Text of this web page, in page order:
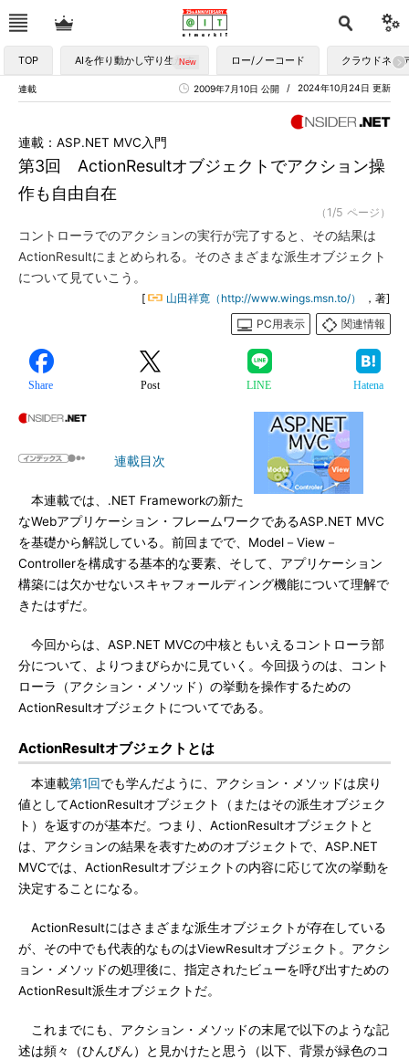
TOP AIを作り動かし守り生かす ロー/ノーコード クラウドネイ
連載 2024年10月24日 更新
2009年7月10日 公開
第3回 ActionResultオブジェクトでアクション操
作も自由自在
連載：ASP.NET MVC入門
（1/5 ページ）
コントローラでのアクションの実行が完了すると、その結果は
ActionResultにまとめられる。そのさまざまな派生オブジェクト
について見ていこう。
[ 山田祥寛（http://www.wings.msn.to/）
，著]
PC用表示
関連情報
Share Post LINE Hatena
連載目次
本連載では、.NET Frameworkの新た
なWebアプリケーション・フレームワークであるASP.NET MVC
を基礎から解説している。前回までで、Model－View－
Controllerを構成する基本的な要素、そして、アプリケーション
構築には欠かせないスキャフォールディング機能について理解で
きたはずだ。
今回からは、ASP.NET MVCの中核ともいえるコントローラ部
分について、よりつまびらかに見ていく。今回扱うのは、コント
ローラ（アクション・メソッド）の挙動を操作するための
ActionResultオブジェクトについてである。
ActionResultオブジェクトとは
本連載第1回でも学んだように、アクション・メソッドは戻り
値としてActionResultオブジェクト（またはその派生オブジェク
ト）を返すのが基本だ。つまり、ActionResultオブジェクトと
は、アクションの結果を表すためのオブジェクトで、ASP.NET
MVCでは、ActionResultオブジェクトの内容に応じて次の挙動を
決定することになる。
ActionResultにはさまざまな派生オブジェクトが存在している
が、その中でも代表的なものはViewResultオブジェクト。アクシ
ョン・メソッドの処理後に、指定されたビューを呼び出すための
ActionResult派生オブジェクトだ。
これまでにも、アクション・メソッドの末尾で以下のような記
述は頻々（ひんぴん）と見かけたと思う（以下、背景が緑色のコ